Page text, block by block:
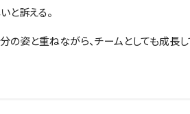
と訴える。
姿と重ねながら、チームとしても成長し